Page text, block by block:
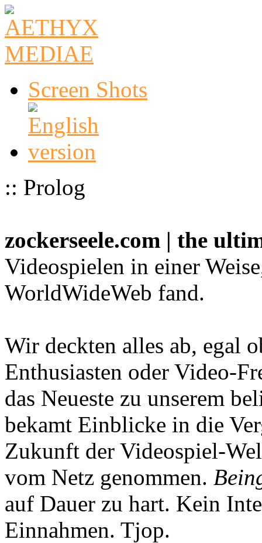
Screen Shots
:: Prolog
zockerseele.com | the
Videospielen in einer
WorldWideWeb fand.
Wir deckten alles ab, egal
Enthusiasten oder Video-
das Neueste zu unserem
bekamt Einblicke in die
Zukunft der Videospiel-
vom Netz genommen.
auf Dauer zu hart. Kein
Einnahmen. Tjop.